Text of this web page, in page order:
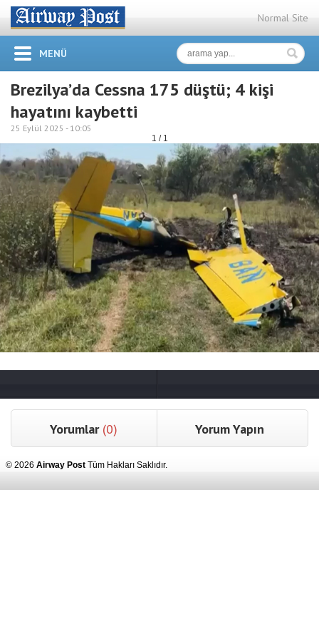
Normal Site
MENÜ
Brezilya’da Cessna 175 düştü; 4 kişi
hayatını kaybetti
25 Eylül 2025 - 10:05
1 / 1
Yorumlar (0) Yorum Yapın
© 2026 Airway Post Tüm Hakları Saklıdır.